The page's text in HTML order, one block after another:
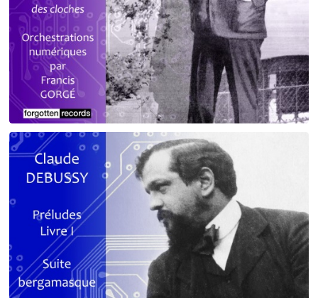
Debussy - Schmitt - Ravel
orchestrations numériques par Francis Gorgé